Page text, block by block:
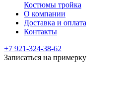
Костюмы тройка
О компании
Доставка и оплата
Контакты
+7 921-324-38-62
Записаться на примерку